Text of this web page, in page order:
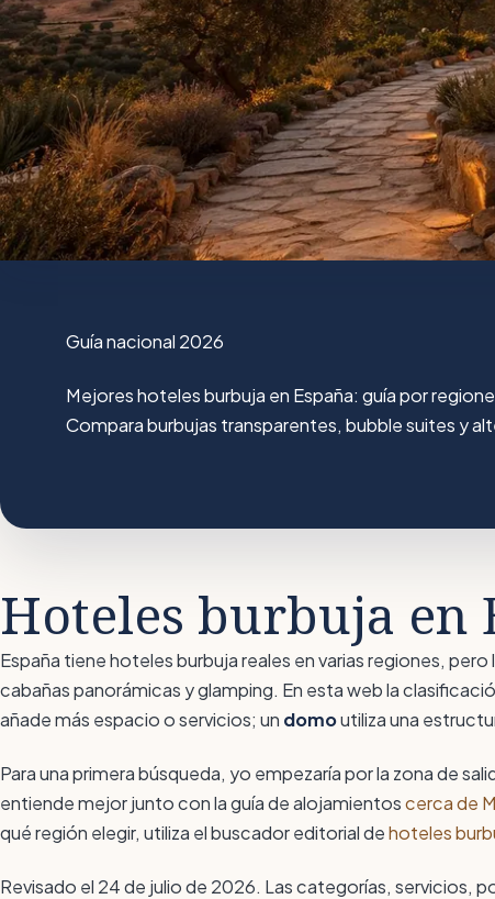
Guía nacional 2026
Mejores hoteles burbuja en España: guía por
Compara burbujas transparentes, bubble suites y
Hoteles burbuja en
España tiene hoteles burbuja reales en varias regiones,
cabañas panorámicas y glamping. En esta web la
añade más espacio o servicios; un domoutiliza una
Para una primera búsqueda, yo empezaría por la zona de
entiende mejor junto con la guía de alojamientoscerca de
qué región elegir, utiliza el buscador editorial dehoteles
Revisado el 24 de julio de 2026. Las categorías, servicios,